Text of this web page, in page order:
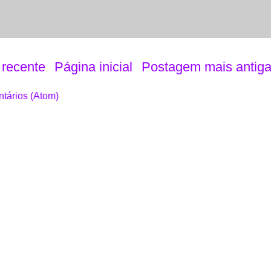
Postagem mais antiga
Página inicial
(Atom)